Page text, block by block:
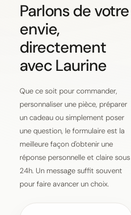
Parlons de votre
envie,
directement
avec Laurine
Que ce soit pour commander,
personnaliser une pièce, préparer
un cadeau ou simplement poser
une question, le formulaire est la
meilleure façon d'obtenir une
réponse personnelle et claire sous
24h. Un message suffit souvent
pour faire avancer un choix.